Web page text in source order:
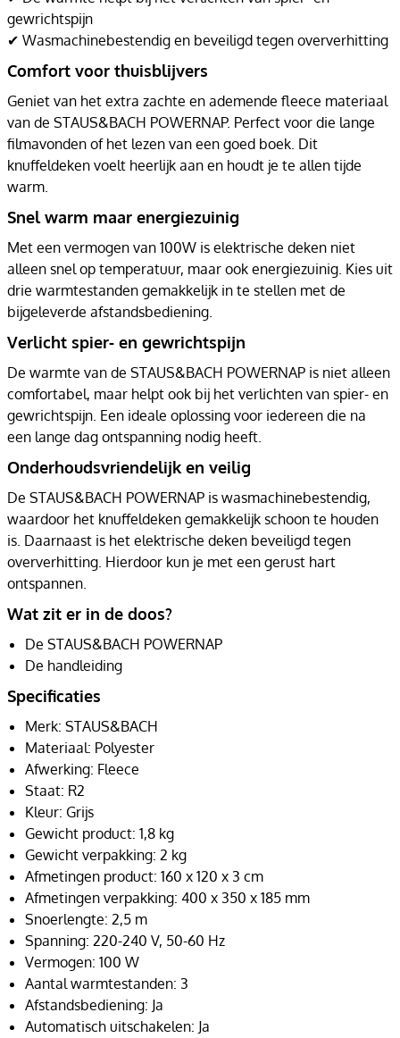
gewrichtspijn
✔ Wasmachinebestendig en beveiligd tegen oververhitting
Comfort voor thuisblijvers
Geniet van het extra zachte en ademende fleece materiaal
van de STAUS&BACH POWERNAP. Perfect voor die lange
filmavonden of het lezen van een goed boek. Dit
knuffeldeken voelt heerlijk aan en houdt je te allen tijde
warm.
Snel warm maar energiezuinig
Met een vermogen van 100W is elektrische deken niet
alleen snel op temperatuur, maar ook energiezuinig. Kies uit
drie warmtestanden gemakkelijk in te stellen met de
bijgeleverde afstandsbediening.
Verlicht spier- en gewrichtspijn
De warmte van de STAUS&BACH POWERNAP is niet alleen
comfortabel, maar helpt ook bij het verlichten van spier- en
gewrichtspijn. Een ideale oplossing voor iedereen die na
een lange dag ontspanning nodig heeft.
Onderhoudsvriendelijk en veilig
De STAUS&BACH POWERNAP is wasmachinebestendig,
waardoor het knuffeldeken gemakkelijk schoon te houden
is. Daarnaast is het elektrische deken beveiligd tegen
oververhitting. Hierdoor kun je met een gerust hart
ontspannen.
Wat zit er in de doos?
De STAUS&BACH POWERNAP
De handleiding
Specificaties
Merk: STAUS&BACH
Materiaal: Polyester
Afwerking: Fleece
Staat: R2
Kleur: Grijs
Gewicht product: 1,8 kg
Gewicht verpakking: 2 kg
Afmetingen product: 160 x 120 x 3 cm
Afmetingen verpakking: 400 x 350 x 185 mm
Snoerlengte: 2,5 m
Spanning: 220-240 V, 50-60 Hz
Vermogen: 100 W
Aantal warmtestanden: 3
Afstandsbediening: Ja
Automatisch uitschakelen: Ja